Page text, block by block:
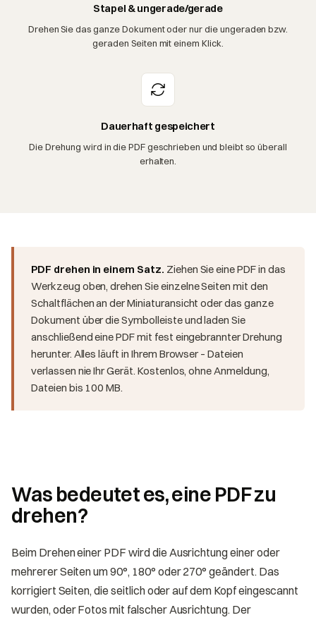
Stapel & ungerade/gerade
Drehen Sie das ganze Dokument oder nur die ungeraden bzw.
geraden Seiten mit einem Klick.
Dauerhaft gespeichert
Die Drehung wird in die PDF geschrieben und bleibt so überall
erhalten.
PDF drehen in einem Satz. Ziehen Sie eine PDF in das
Werkzeug oben, drehen Sie einzelne Seiten mit den
Schaltflächen an der Miniaturansicht oder das ganze
Dokument über die Symbolleiste und laden Sie
anschließend eine PDF mit fest eingebrannter Drehung
herunter. Alles läuft in Ihrem Browser – Dateien
verlassen nie Ihr Gerät. Kostenlos, ohne Anmeldung,
Dateien bis 100 MB.
Was bedeutet es, eine PDF zu
drehen?
Beim Drehen einer PDF wird die Ausrichtung einer oder
mehrerer Seiten um 90°, 180° oder 270° geändert. Das
korrigiert Seiten, die seitlich oder auf dem Kopf eingescannt
wurden, oder Fotos mit falscher Ausrichtung. Der